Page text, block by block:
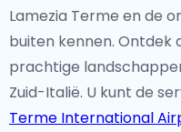
Lamezia Terme en de
buiten kennen. Ontdek
prachtige
Zuid-Italië. U kunt de
Terme International